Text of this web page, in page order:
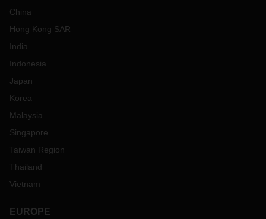
China
Hong Kong SAR
India
Indonesia
Japan
Korea
Malaysia
Singapore
Taiwan Region
Thailand
Vietnam
EUROPE